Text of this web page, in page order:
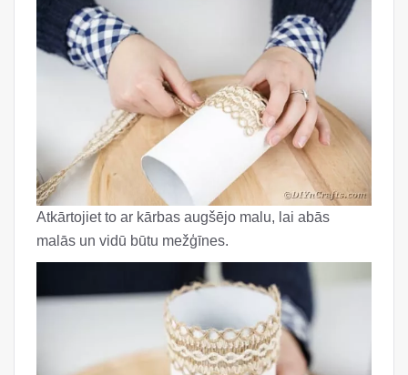
Atkārtojiet to ar kārbas augšējo malu, lai abās
malās un vidū būtu mežģīnes.